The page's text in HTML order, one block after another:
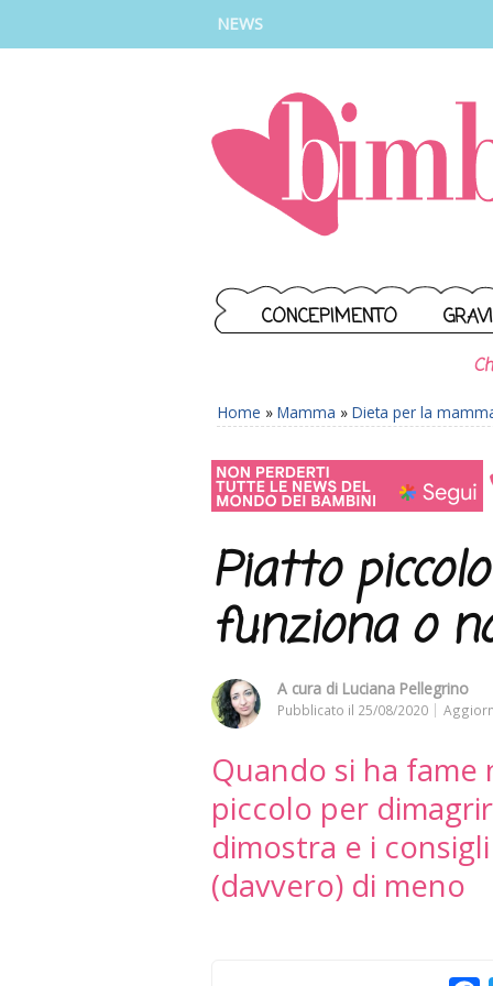
NEWS
CONCEPIMENTO
Home » Mamma » Dieta per la
Piatto
funziona o
A cura di Luciana Pellegrino
Pubblicato il 25/08/2020
Quando si ha
piccolo per
dimostra e i
(davvero) di meno